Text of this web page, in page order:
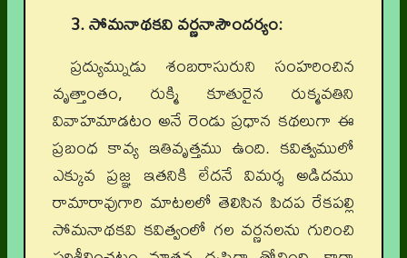
3. సోమనాథకవి వర్ణనాసౌందర్యం:
ప్రద్యుమ్నుడు శంబరాసురుని సంహరించిన
వృత్తాంతం, రుక్మి కూతురైన రుక్మవతిని
వివాహమాడటం అనే రెండు ప్రధాన కథలుగా ఈ
ప్రబంధ కావ్య ఇతివృత్తము ఉంది. కవిత్వములో
ఎక్కువ ప్రజ్ఞ ఇతనికి లేదనే విమర్శ అడిదము
రామారావుగారి మాటలలో తెలిసిన పిదప రేకపల్లి
సోమనాథకవి కవిత్వంలో గల వర్ణనలను గురించి